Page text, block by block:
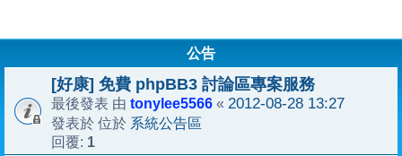
公告
[好康] 免費 phpBB3 討論區專案服務
最後發表 由 tonylee5566 « 2012-08-28 13:27
發表於 位於 系統公告區
回覆: 1